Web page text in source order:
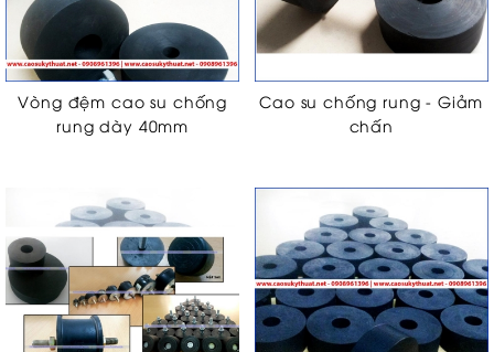
Vòng đệm cao su chống
rung dày 40mm
Cao su chống rung - Giảm
chấn